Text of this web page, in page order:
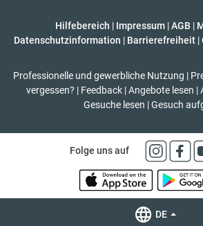
Hilfebereich | Impressum |AGB |
Datenschutzinformation | Barrierefreiheit |
Professionelle und gewerbliche Nutzung |
vergessen? | Feedback | Angebote lesen |
Gesuche lesen | Gesuch
Folge uns auf
DE